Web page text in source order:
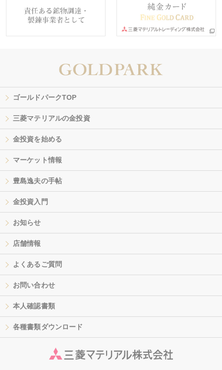
ゴールドパークTOP
三菱マテリアルの金投資
金投資を始める
マーケット情報
豊島逸夫の手帖
金投資入門
お知らせ
店舗情報
よくあるご質問
お問い合わせ
本人確認書類
各種書類ダウンロード